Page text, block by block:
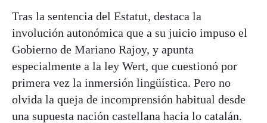
Tras la sentencia del Estatut, destaca la
involución autonómica que a su juicio impuso el
Gobierno de Mariano Rajoy, y apunta
especialmente a la ley Wert, que cuestionó por
primera vez la inmersión lingüística. Pero no
olvida la queja de incomprensión habitual desde
una supuesta nación castellana hacia lo catalán.